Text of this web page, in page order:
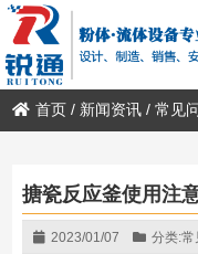
首页 / 新闻资讯 /常见
搪瓷反应釜使用注
2023/01/07 分类:常